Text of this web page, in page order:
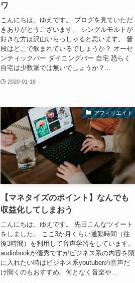
ワ
こんにちは、ゆえです。 ブログを見ていただ
きありがとうございます。 シングルモルトが
好きな方は沢山いらっしゃると思います。 普
段はどこで飲まれているでしょうか？ オーセ
ンティックバー ダイニングバー 自宅 恐らく
自宅は少数派では無いでしょうか？...
2020-01-18
アフィリエイト
【マネタイズのポイント】なんでも
収益化してしまおう
こんにちは、ゆえです。 先日こんなツイート
をしました。 ここ3か月くらい通勤時間（往
復3時間）を利用して音声学習をしています。
audiobookが優秀ですがビジネス系の内容を頭
に入れたい時はビジネス系youtuberの音声だ
け聞くのもおすすめ。何となく音楽や...